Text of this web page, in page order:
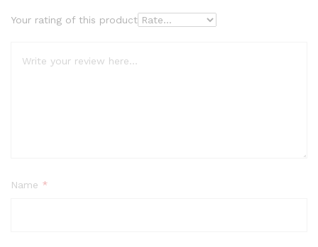
Your rating of this product
Name *